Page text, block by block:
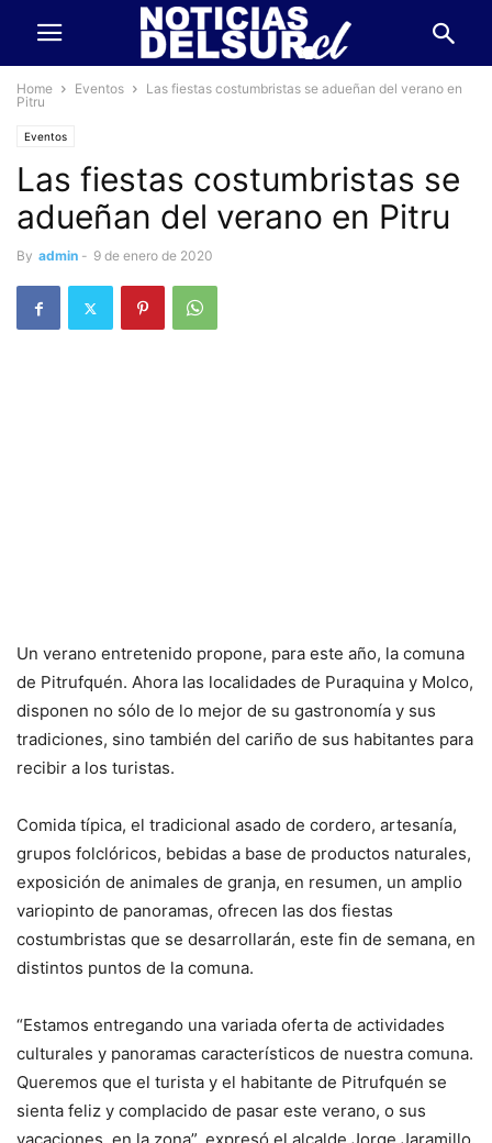
Home Eventos
Las fiestas costumbristas se adueñan del verano en
Pitru
Eventos
Las fiestas costumbristas se
adueñan del verano en Pitru
By admin - 9 de enero de 2020
Un verano entretenido propone, para este año, la comuna
de Pitrufquén. Ahora las localidades de Puraquina y Molco,
disponen no sólo de lo mejor de su gastronomía y sus
tradiciones, sino también del cariño de sus habitantes para
recibir a los turistas.
Comida típica, el tradicional asado de cordero, artesanía,
grupos folclóricos, bebidas a base de productos naturales,
exposición de animales de granja, en resumen, un amplio
variopinto de panoramas, ofrecen las dos fiestas
costumbristas que se desarrollarán, este fin de semana, en
distintos puntos de la comuna.
“Estamos entregando una variada oferta de actividades
culturales y panoramas característicos de nuestra comuna.
Queremos que el turista y el habitante de Pitrufquén se
sienta feliz y complacido de pasar este verano, o sus